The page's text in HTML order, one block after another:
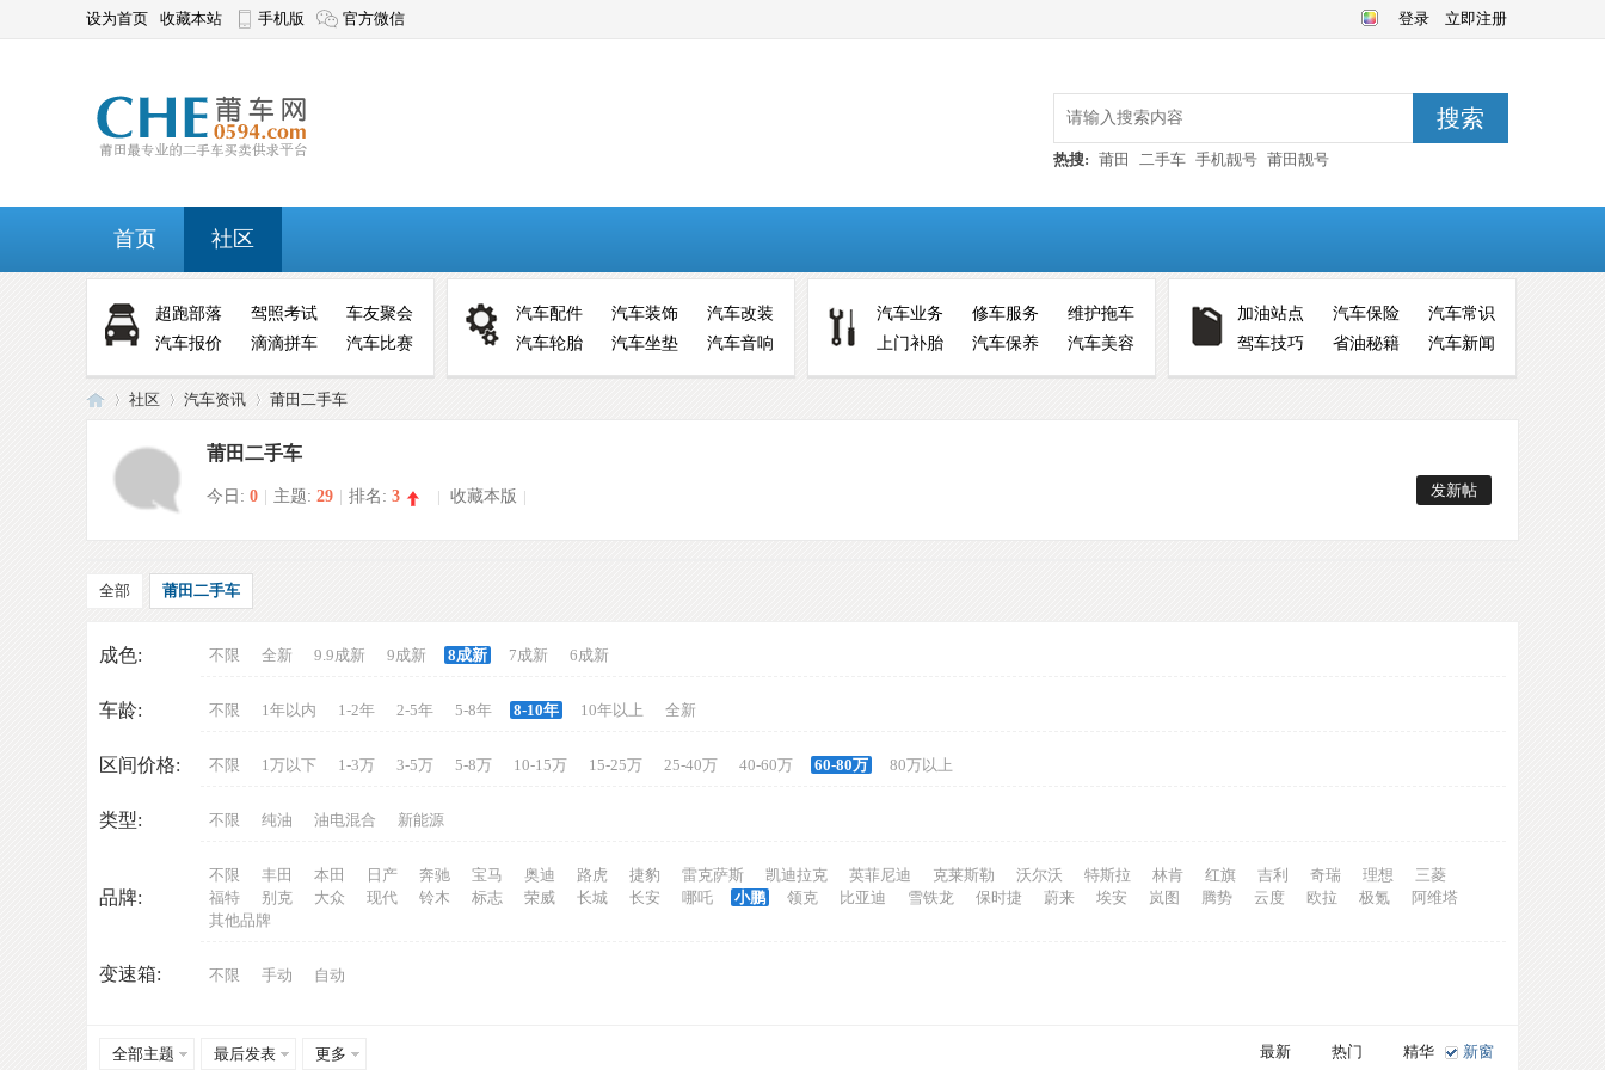
设为首页 收藏本站 手机版 官方微信 登录 立即注册
搜索
热搜: 莆田 二手车 手机靓号 莆田靓号
首页 社区
超跑部落 驾照考试
车友聚会
汽车报价
滴滴拼车 汽车比赛
汽车配件 汽车装饰
汽车改装
汽车轮胎
汽车坐垫 汽车音响
汽车业务 修车服务
维护拖车
上门补胎
汽车保养 汽车美容
加油站点 汽车保险
汽车常识
驾车技巧
省油秘籍 汽车新闻
网
社区
›
汽车资讯
›
莆田二手车
莆田二手车
今日: 0 主题: 29 排名: 3 | 收藏本版 | 发新帖
全部 莆田二手车
成色: 不限 全新 9.9成新 9成新 8成新 7成新 6成新
车龄: 不限 1年以内 1-2年 2-5年 5-8年 8-10年 10年以上 全新
区间价格: 不限 1万以下 1-3万 3-5万 5-8万 10-15万 15-25万 25-40万 40-60万 60-80万 80万以上
类型: 不限 纯油 油电混合 新能源
品牌:
不限 丰田 本田 日产 奔驰 宝马 奥迪 路虎 捷豹 雷克萨斯 凯迪拉克 英菲尼迪 克莱斯勒 沃尔沃 特斯拉 林肯 红旗 吉利 奇瑞 理想
三菱
福特
别克 大众 现代 铃木 标志 荣威 长城 长安 哪吒 小鹏 领克 比亚迪 雪铁龙 保时捷 蔚来 埃安 岚图 腾势 云度 欧拉 极氪
阿维塔
其他品牌
变速箱: 不限 手动 自动
全部主题 最后发表 更多 最新 热门 精华 新窗